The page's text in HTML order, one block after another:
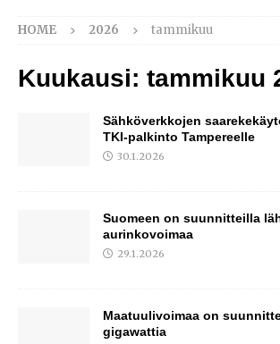
HOME 2026 tammikuu
Kuukausi: tammikuu
Sähköverkkojen
TKI-palkinto Tampereelle
30.1.2026
Suomeen on suunnitteilla
aurinkovoimaa
29.1.2026
Maatuulivoimaa on
gigawattia